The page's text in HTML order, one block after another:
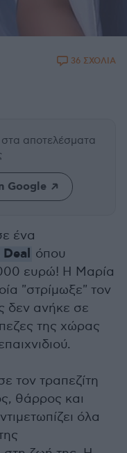
36 ΣΧΟΛΙΑ
στα αποτελέσματα
Google
ένα
Deal όπου
ευρώ! Η Μαρία
"στρίμωξε" τον
δεν ανήκε σε
της χώρας
τον τραπεζίτη
θάρρος και
όλα